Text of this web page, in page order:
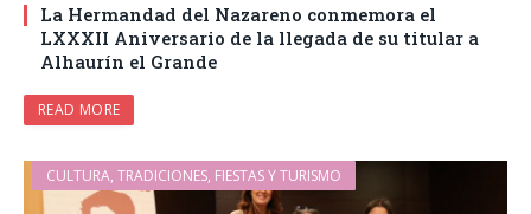
La Hermandad del Nazareno conmemora el
LXXXII Aniversario de la llegada de su titular a
Alhaurín el Grande
READ MORE
CULTURA, TRADICIONES, FIESTAS Y TURISMO